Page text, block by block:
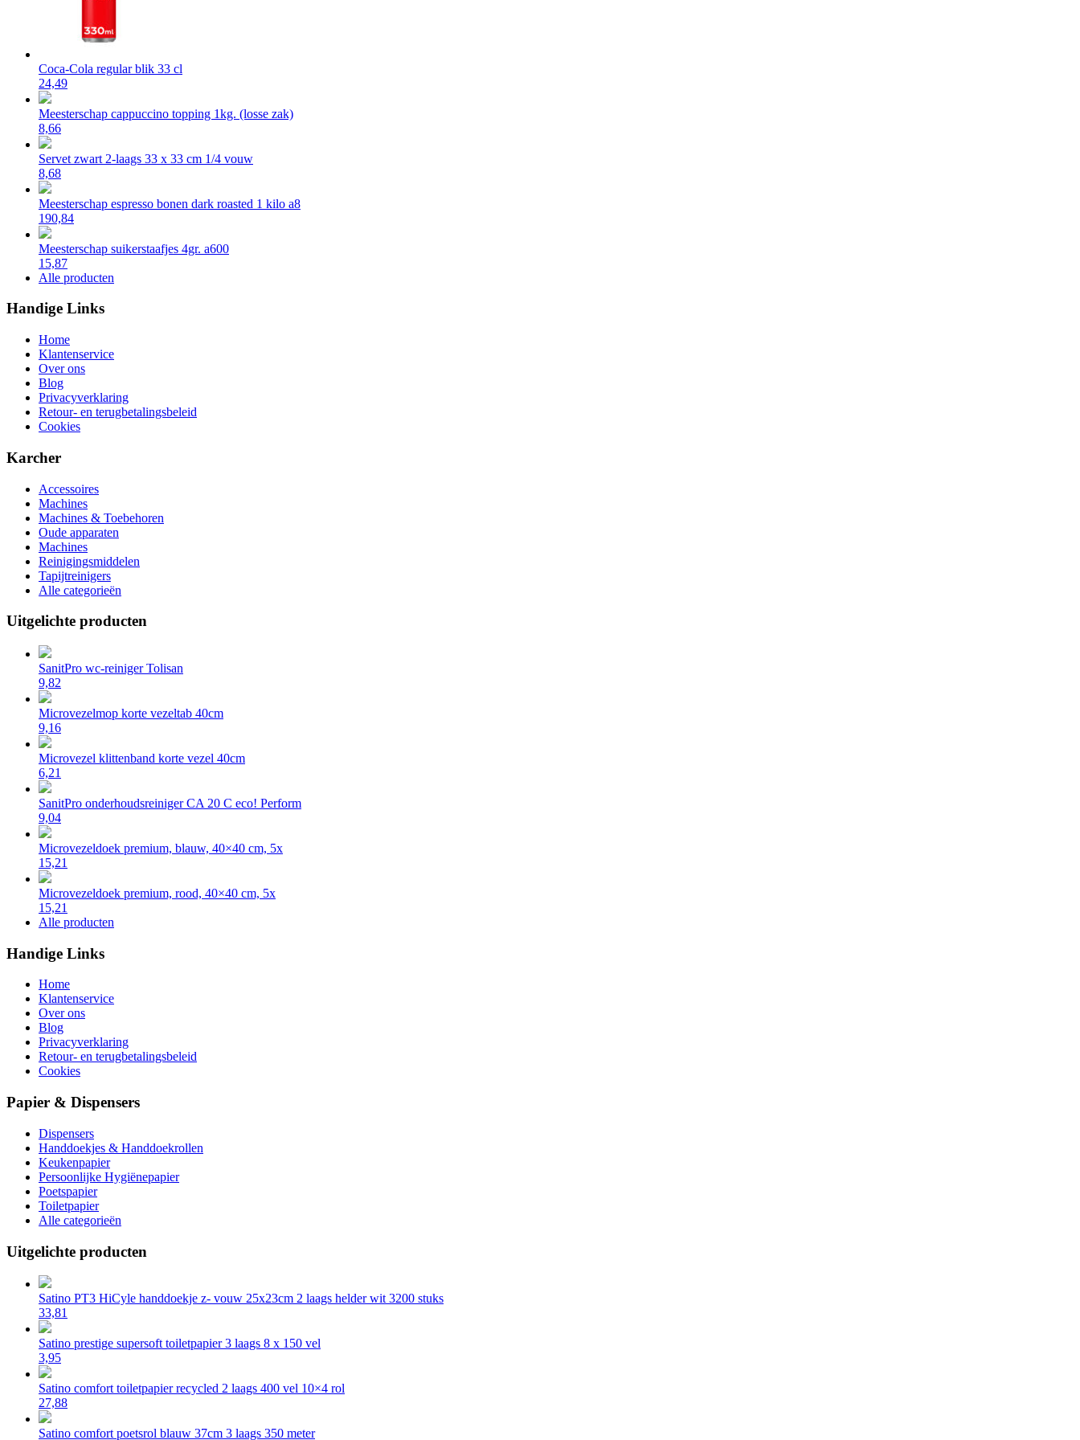
Coca-Cola regular blik 33 cl
24,49
Meesterschap cappuccino topping 1kg. (losse zak)
8,66
Servet zwart 2-laags 33 x 33 cm 1/4 vouw
8,68
Meesterschap espresso bonen dark roasted 1 kilo a8
190,84
Meesterschap suikerstaafjes 4gr. a600
15,87
Alle producten
Handige Links
Home
Klantenservice
Over ons
Blog
Privacyverklaring
Retour- en terugbetalingsbeleid
Cookies
Karcher
Accessoires
Machines
Machines & Toebehoren
Oude apparaten
Machines
Reinigingsmiddelen
Tapijtreinigers
Alle categorieën
Uitgelichte producten
SanitPro wc-reiniger Tolisan
9,82
Microvezelmop korte vezeltab 40cm
9,16
Microvezel klittenband korte vezel 40cm
6,21
SanitPro onderhoudsreiniger CA 20 C eco! Perform
9,04
Microvezeldoek premium, blauw, 40×40 cm, 5x
15,21
Microvezeldoek premium, rood, 40×40 cm, 5x
15,21
Alle producten
Handige Links
Home
Klantenservice
Over ons
Blog
Privacyverklaring
Retour- en terugbetalingsbeleid
Cookies
Papier & Dispensers
Dispensers
Handdoekjes & Handdoekrollen
Keukenpapier
Persoonlijke Hygiënepapier
Poetspapier
Toiletpapier
Alle categorieën
Uitgelichte producten
Satino PT3 HiCyle handdoekje z- vouw 25x23cm 2 laags helder wit 3200 stuks
33,81
Satino prestige supersoft toiletpapier 3 laags 8 x 150 vel
3,95
Satino comfort toiletpapier recycled 2 laags 400 vel 10×4 rol
27,88
Satino comfort poetsrol blauw 37cm 3 laags 350 meter